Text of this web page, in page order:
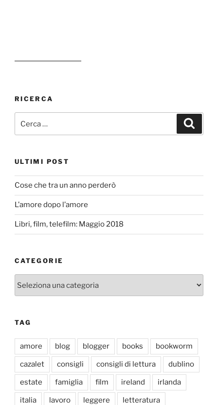
RICERCA
ULTIMI POST
Cose che tra un anno perderò
L’amore dopo l’amore
Libri, film, telefilm: Maggio 2018
CATEGORIE
TAG
amore blog blogger books bookworm
cazalet consigli consigli di lettura dublino
estate famiglia film ireland irlanda
italia lavoro leggere letteratura